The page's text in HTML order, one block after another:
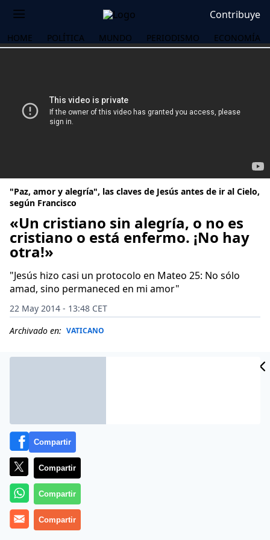
Contribuye
HOME POLÍTICA MUNDO PERIODISMO ECONOMÍA
"Paz, amor y alegría", las claves de Jesús antes de ir al Cielo,
según Francisco
«Un cristiano sin alegría, o no es
cristiano o está enfermo. ¡No hay
otra!»
"Jesús hizo casi un protocolo en Mateo 25: No sólo
amad, sino permaneced en mi amor"
22 May 2014 - 13:48 CET
Archivado en: VATICANO
RV).- La alegría es «la marca del cristiano»
Compartir
Compartir
Compartir
Compartir